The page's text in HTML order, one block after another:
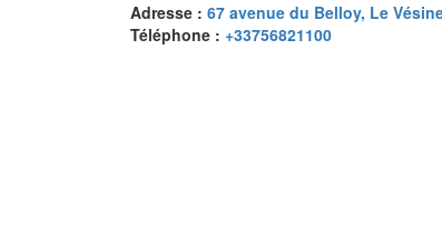
Adresse : 67 avenue du Belloy, Le
Téléphone : +33756821100